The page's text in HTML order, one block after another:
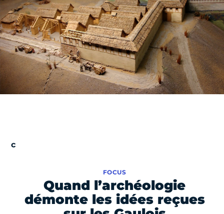
Quand l’archéologie
démonte les idées reçues
FOCUS